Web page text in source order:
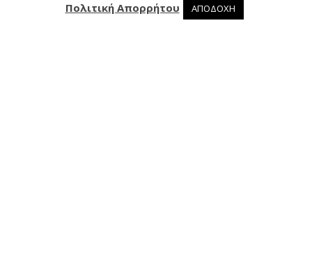
0 0 προϊόντα στο καλάθι
Πολιτική Απορρήτου
ΑΠΟΔΟΧΗ